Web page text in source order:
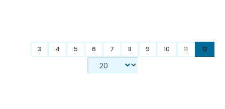
3 4 5 6 7 8 9 10 11 12